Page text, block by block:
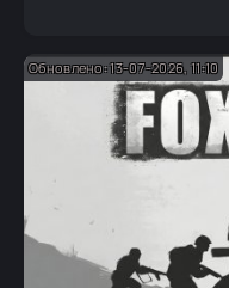
Обновлено: 13-07-2026, 11:10